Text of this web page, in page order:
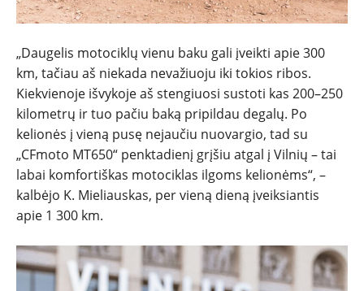
„Daugelis motociklų vienu baku gali įveikti apie 300
km, tačiau aš niekada nevažiuoju iki tokios ribos.
Kiekvienoje išvykoje aš stengiuosi sustoti kas 200–250
kilometrų ir tuo pačiu baką pripildau degalų. Po
kelionės į vieną pusę nejaučiu nuovargio, tad su
„CFmoto MT650“ penktadienį grįšiu atgal į Vilnių – tai
labai komfortiškas motociklas ilgoms kelionėms“, –
kalbėjo K. Mieliauskas, per vieną dieną įveiksiantis
apie 1 300 km.